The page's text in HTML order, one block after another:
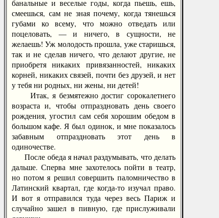
банальные и веселые годы, когда пьешь, ешь,
смеешься, сам не зная почему, когда тянешься
губами ко всему, что можно отведать или
поцеловать, — и ничего, в сущности, не
желаешь! Уж молодость прошла, уже старишься,
так и не сделав ничего, что делают другие, не
приобретя никаких привязанностей, никаких
корней, никаких связей, почти без друзей, и нет
у тебя ни родных, ни жены, ни детей!
Итак, я безмятежно достиг сорокалетнего
возраста и, чтобы отпраздновать день своего
рождения, угостил сам себя хорошим обедом в
большом кафе. Я был одинок, и мне показалось
забавным отпраздновать этот день в
одиночестве.
После обеда я начал раздумывать, что делать
дальше. Сперва мне захотелось пойти в театр,
но потом я решил совершить паломничество в
Латинский квартал, где когда-то изучал право.
И вот я отправился туда через весь Париж и
случайно зашел в пивную, где прислуживали